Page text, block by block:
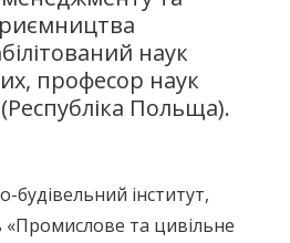
наук
професор наук
Польща).
будівельний інститут,
«Промислове та цивільне